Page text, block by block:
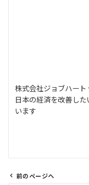
株式会社ジョブハート
日本の経済を改善し
います
前のページへ